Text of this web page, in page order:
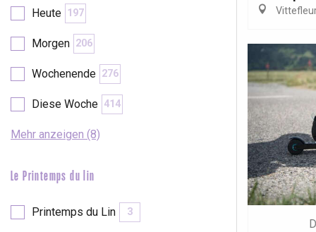
Duclair
Forges-les-
Heute 197
Morgen 206
Wochenende 276
Diese Woche 414
Mehr anzeigen (8)
Le Printemps du lin
Printemps du Lin 3